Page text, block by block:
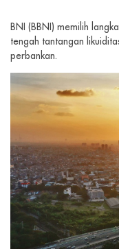
BNI (BBNI) memilih
tengah tantangan
perbankan.